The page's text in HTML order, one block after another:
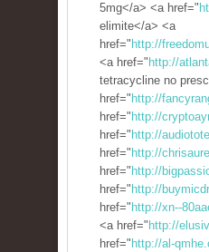
5mg</a> <a href="
elimite</a> <a
href=" http://
<a href=" http://
tetracycline no
href=" http://
href=" http://
href=" http://
href=" http://
href=" http://
href=" http://
href=" http://xn--
<a href=" http://
href=" http://al-